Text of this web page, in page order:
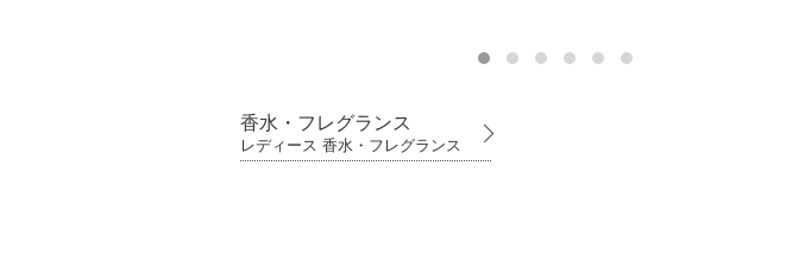
香水・フレグランス
レディース 香水・フレグランス